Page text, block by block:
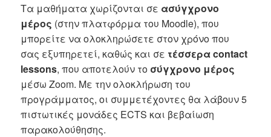
Τα μαθήματα χωρίζονται σε ασύγχρονο
μέρος (στην πλατφόρμα του Moodle), που
μπορείτε να ολοκληρώσετε στον χρόνο που
σας εξυπηρετεί, καθώς και σε τέσσερα contact
lessons, που αποτελούν το σύγχρονο μέρος
μέσω Zoom. Με την ολοκλήρωση του
προγράμματος, οι συμμετέχοντες θα λάβουν 5
πιστωτικές μονάδες ECTS και βεβαίωση
παρακολούθησης.